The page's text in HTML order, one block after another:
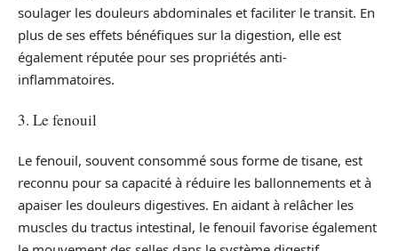
soulager les douleurs abdominales et faciliter le transit. En
plus de ses effets bénéfiques sur la digestion, elle est
également réputée pour ses propriétés anti-
inflammatoires.
3. Le fenouil
Le fenouil, souvent consommé sous forme de tisane, est
reconnu pour sa capacité à réduire les ballonnements et à
apaiser les douleurs digestives. En aidant à relâcher les
muscles du tractus intestinal, le fenouil favorise également